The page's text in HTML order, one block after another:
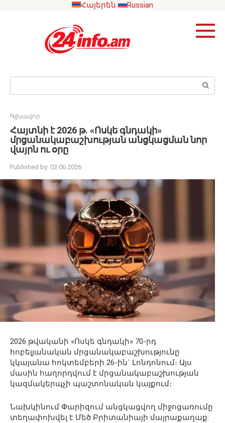
Հայերեն Russian
Search:
Գլխավոր
Հայտնի է 2026 թ. «Ոսկե գնդակի»
մրցանակաբաշխության անցկացման նոր
վայրն ու օրը
Published by: 02.06.2026
2026 թվականի «Ոսկե գնդակի» 70-րդ
հոբելյանական մրցանակաբաշխությունը
կկայանա հոկտեմբերի 26-ին` Լոնդոնում։ Այս
մասին հաղորդվում է մրցանակաբաշխության
կազմակերպչի պաշտոնական կայքում։
Նախկինում Փարիզում անցկացվող միջոցառումը
տեղափոխվել է Մեծ Բրիտանիայի մայրաքաղաք: